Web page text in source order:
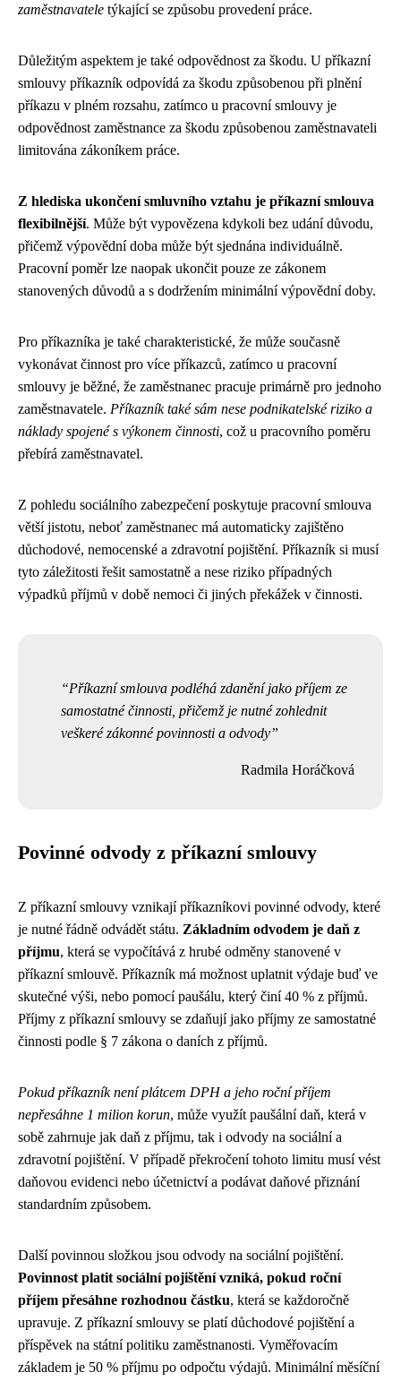
zaměstnavatele týkající se způsobu provedení práce.
Důležitým aspektem je také odpovědnost za škodu. U příkazní
smlouvy příkazník odpovídá za škodu způsobenou při plnění
příkazu v plném rozsahu, zatímco u pracovní smlouvy je
odpovědnost zaměstnance za škodu způsobenou zaměstnavateli
limitována zákoníkem práce.
Z hlediska ukončení smluvního vztahu je příkazní smlouva
flexibilnější. Může být vypovězena kdykoli bez udání důvodu,
přičemž výpovědní doba může být sjednána individuálně.
Pracovní poměr lze naopak ukončit pouze ze zákonem
stanovených důvodů a s dodržením minimální výpovědní doby.
Pro příkazníka je také charakteristické, že může současně
vykonávat činnost pro více příkazců, zatímco u pracovní
smlouvy je běžné, že zaměstnanec pracuje primárně pro jednoho
zaměstnavatele. Příkazník také sám nese podnikatelské riziko a
náklady spojené s výkonem činnosti, což u pracovního poměru
přebírá zaměstnavatel.
Z pohledu sociálního zabezpečení poskytuje pracovní smlouva
větší jistotu, neboť zaměstnanec má automaticky zajištěno
důchodové, nemocenské a zdravotní pojištění. Příkazník si musí
tyto záležitosti řešit samostatně a nese riziko případných
výpadků příjmů v době nemoci či jiných překážek v činnosti.
Příkazní smlouva podléhá zdanění jako příjem ze
samostatné činnosti, přičemž je nutné zohlednit
veškeré zákonné povinnosti a odvody
Radmila Horáčková
Povinné odvody z příkazní smlouvy
Z příkazní smlouvy vznikají příkazníkovi povinné odvody, které
je nutné řádně odvádět státu. Základním odvodem je daň z
příjmu, která se vypočítává z hrubé odměny stanovené v
příkazní smlouvě. Příkazník má možnost uplatnit výdaje buď ve
skutečné výši, nebo pomocí paušálu, který činí 40 % z příjmů.
Příjmy z příkazní smlouvy se zdaňují jako příjmy ze samostatné
činnosti podle § 7 zákona o daních z příjmů.
Pokud příkazník není plátcem DPH a jeho roční příjem
nepřesáhne 1 milion korun, může využít paušální daň, která v
sobě zahrnuje jak daň z příjmu, tak i odvody na sociální a
zdravotní pojištění. V případě překročení tohoto limitu musí vést
daňovou evidenci nebo účetnictví a podávat daňové přiznání
standardním způsobem.
Další povinnou složkou jsou odvody na sociální pojištění.
Povinnost platit sociální pojištění vzniká, pokud roční
příjem přesáhne rozhodnou částku, která se každoročně
upravuje. Z příkazní smlouvy se platí důchodové pojištění a
příspěvek na státní politiku zaměstnanosti. Vyměřovacím
základem je 50 % příjmu po odpočtu výdajů. Minimální měsíční